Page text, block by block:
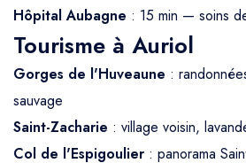
Hôpital Aubagne : 15 min — soins
Tourisme à Auriol
Gorges de l'Huveaune :
sauvage
Saint-Zacharie : village voisin,
Col de l'Espigoulier : panorama